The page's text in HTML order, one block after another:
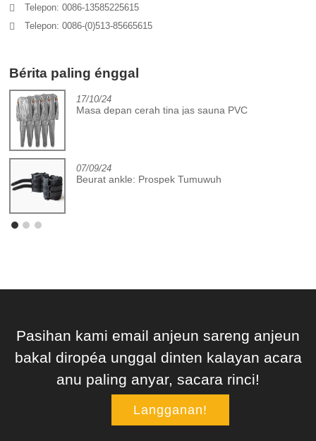
Telepon: 0086-13585225615
Telepon: 0086-(0)513-85665615
Bérita paling énggal
17/10/24
Masa depan cerah tina jas sauna PVC
07/09/24
Beurat ankle: Prospek Tumuwuh
Pasihan kami email anjeun sareng anjeun
bakal diropéa unggal dinten kalayan acara
anu paling anyar, sacara rinci!
Langganan!